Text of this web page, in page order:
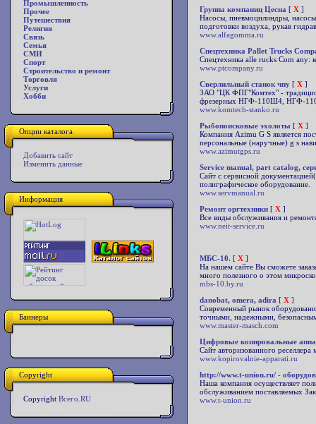
Промышленность
Прочее
Путешествия
Религия
Связь
Семья
СМИ
Спорт
Строительство и ремонт
Торговля
Услуги
Хобби
Опции каталога
Добавить сайт
Изменить данные
Информация
Баннеры
Copyright
Copyright Всего.RU
Группа компаниц Цесна [ X ]
Насосы, пневмоцилиндры,
подготовки воздуха, рукав
www.alfagomma.ru
Спецтехника Pallet Trucks
Спецтехника alle rucks Com any:
www.ptcompany.ru
Сверлильный станок чпу [ X ]
ЗАО "ЦК ФПГ"Комтех" -
фрезерных НГФ-110Ш4, НГФ-
www.komtech-stanko.ru
Рыбопоисковые эхолоты [ X ]
Компания Azimu G S является
персональные (наручные) g s
www.azimutgps.ru
Service manual, part catalog,
Сайт с сервисной
полиграфическое оборудование.
www.servmanual.ru
Ремонт оргтехники [ X ]
Все виды обслуживания и
www.neit-service.ru
МБС-10. [ X ]
На нашем сайте Вы сможете
много полезного о этом
mbs-10.by.ru
danobat, omera, adira [ X ]
Современный рынок
точными, надежными,
www.master-masch.com
Цифровые копировальные
Сайт авторизованного
www.kopirovalnie-apparati.ru
http://www.t-union.ru/ -
Наша компания осуществляет
обслуживанием поставляемых
www.t-union.ru